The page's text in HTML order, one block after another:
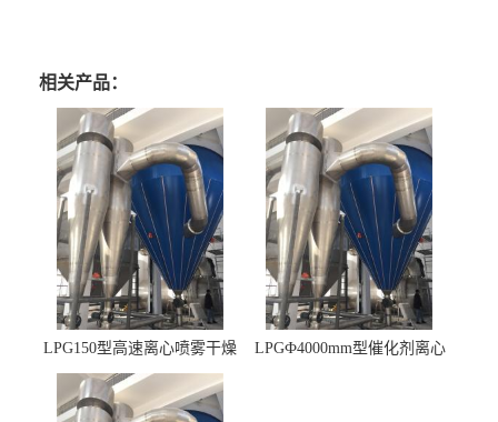
相关产品：
LPG150型高速离心喷雾干燥
机 φ2.85m
LPGФ4000mm型催化剂离心